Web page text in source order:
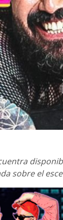
sobre el